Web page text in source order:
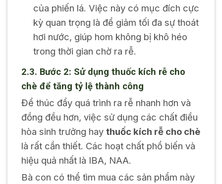
của phiến lá. Việc này có mục đích cực
kỳ quan trọng là để giảm tối đa sự thoát
hơi nước, giúp hom không bị khô héo
trong thời gian chờ ra rễ.
2.3. Bước 2: Sử dụng thuốc kích rễ cho
chè để tăng tỷ lệ thành công
Để thúc đẩy quá trình ra rễ nhanh hơn và
đồng đều hơn, việc sử dụng các chất điều
hòa sinh trưởng hay thuốc kích rễ cho chè
là rất cần thiết. Các hoạt chất phổ biến và
hiệu quả nhất là IBA, NAA.
Bà con có thể tìm mua các sản phẩm này